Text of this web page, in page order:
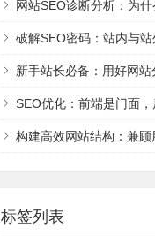
网站SEO诊断分析：为什么必须
破解SEO密码：站内与站外优
新手站长必备：用好网站分类目录
SEO优化：前端是门面，后
构建高效网站结构：兼顾用户体验
标签列表